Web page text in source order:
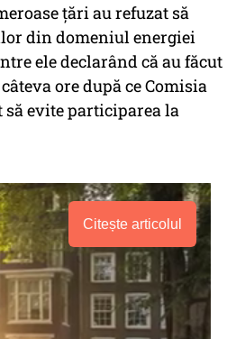
țări au refuzat să
din domeniul energiei
ele declarând că au făcut
ore după ce Comisia
evite participarea la
Citește articolul